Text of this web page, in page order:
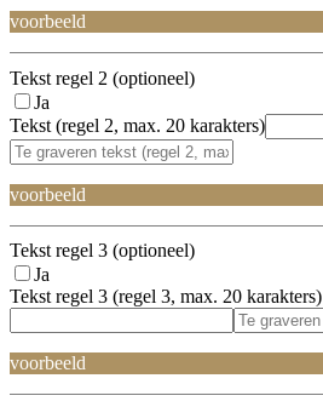
voorbeeld
Tekst regel 2 (optioneel)
Ja
Tekst (regel 2, max. 20 karakters)
voorbeeld
Tekst regel 3 (optioneel)
Ja
Tekst regel 3 (regel 3, max. 20 karakters)
voorbeeld